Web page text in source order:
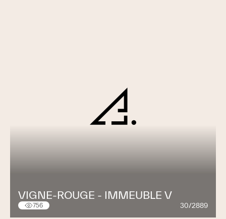
VIGNE-ROUGE - IMMEUBLE V
756 30/2889